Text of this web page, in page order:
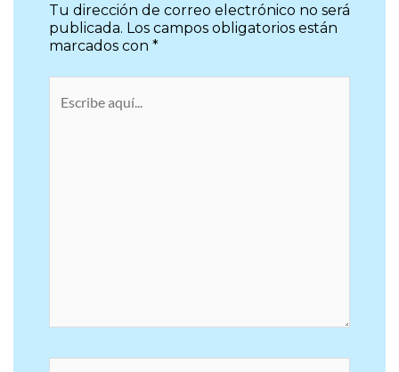
Tu dirección de correo electrónico no será
publicada. Los campos obligatorios están
marcados con *